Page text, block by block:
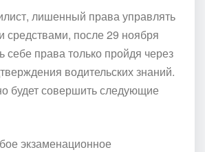
лишенный права управлять
средствами, после 29 ноября
себе права только пройдя через
водительских знаний.
будет совершить следующие
экзаменационное